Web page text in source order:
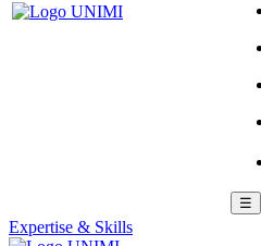
☰
Expertise & Skills